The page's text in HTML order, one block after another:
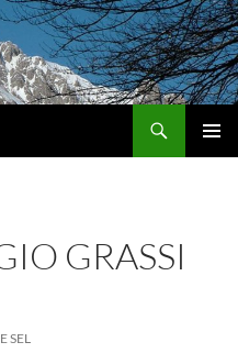
GRASSI
SEL